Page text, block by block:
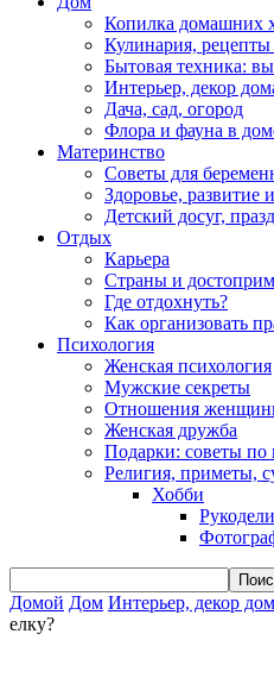
Копилка домашних
Кулинария,
Бытовая техника:
Интерьер, декор
Дача, сад, огород
Флора и фауна в
Материнство
Советы для
Здоровье, развитие
Детский досуг,
Отдых
Карьера
Страны и
Где отдохнуть?
Как организовать
Психология
Женская психология
Мужские секреты
Отношения
Женская дружба
Подарки: советы по
Религия, приметы,
Хобби
Домой Дом Интерьер, декор
елку?